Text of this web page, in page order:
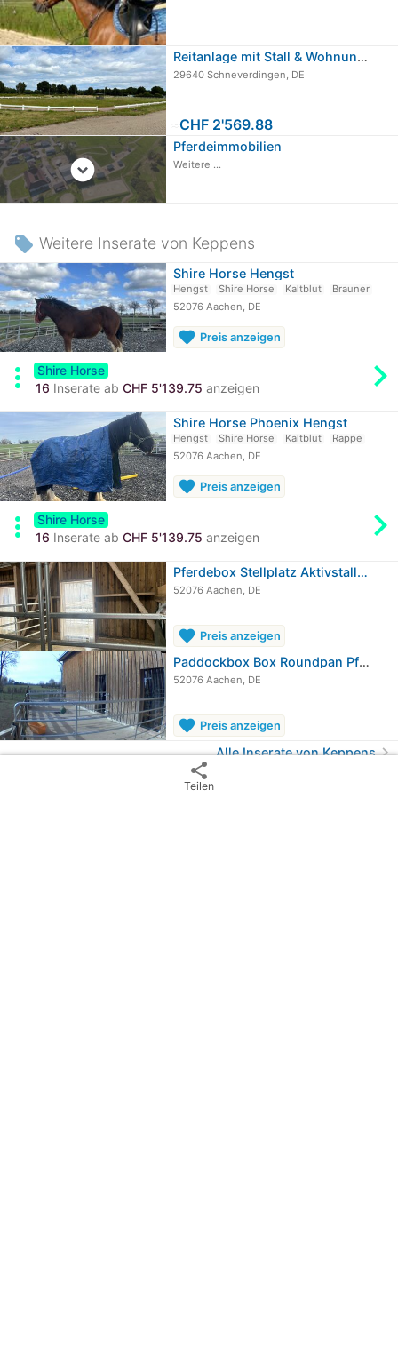
Reitanlage mit Stall & Wohnung zu…
29640 Schneverdingen, DE
CHF 2'569.88
expand_circle_down
Pferdeimmobilien
Weitere ...
local_offer Weitere Inserate von Keppens
Shire Horse Hengst
Hengst Shire Horse Kaltblut
Brauner
52076 Aachen, DE
favorite Preis anzeigen
more_vert
Shire Horse
16 Inserate ab CHF 5'139.75 anzeigen
Shire Horse Phoenix Hengst
Hengst Shire Horse Kaltblut
Rappe
52076 Aachen, DE
favorite Preis anzeigen
more_vert
Shire Horse
16 Inserate ab CHF 5'139.75 anzeigen
Pferdebox Stellplatz Aktivstall…
52076 Aachen, DE
favorite Preis anzeigen
Paddockbox Box Roundpan Pferd Pony
52076 Aachen, DE
favorite Preis anzeigen
Alle Inserate von Keppenschevron_right
K
share
Teilen